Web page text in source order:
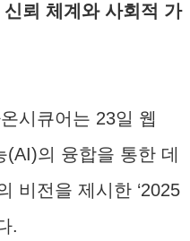
뢰 체계와 사회적 가
시큐어는 23일 웹
의 융합을 통한 데
비전을 제시한 ‘2025
.